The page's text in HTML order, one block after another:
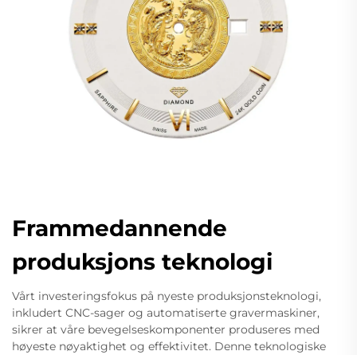
Frammedannende
produksjons teknologi
Vårt investeringsfokus på nyeste produksjonsteknologi,
inkludert CNC-sager og automatiserte gravermaskiner,
sikrer at våre bevegelseskomponenter produseres med
høyeste nøyaktighet og effektivitet. Denne teknologiske